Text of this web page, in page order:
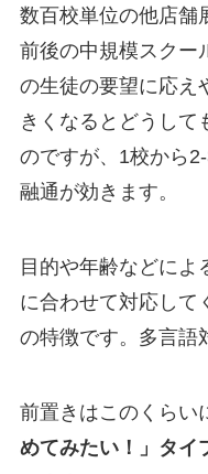
数百校単位の他店舗
前後の中規模スクー
の生徒の要望に応え
きくなるとどうして
のですが、1校から
融通が効きます。
目的や年齢などによ
に合わせて対応して
の特徴です。多言語
前置きはこのくらい
めてみたい！」タイ